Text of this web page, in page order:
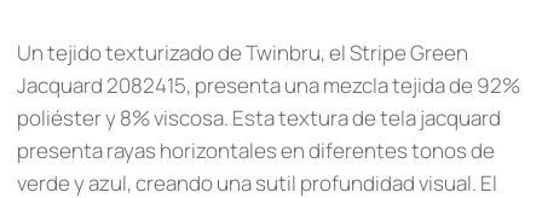
Un tejido texturizado de Twinbru, el Stripe Green
Jacquard 2082415, presenta una mezcla tejida de 92%
poliéster y 8% viscosa. Esta textura de tela jacquard
presenta rayas horizontales en diferentes tonos de
verde y azul, creando una sutil profundidad visual. El